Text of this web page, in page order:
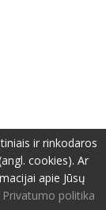
ir rinkodaros
cookies). Ar
apie Jūsų
Privatumo politika